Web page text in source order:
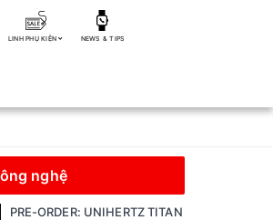
LINH PHỤ KIỆN NEWS & TIPS
nghệ
PRE-ORDER: UNIHERTZ TITAN